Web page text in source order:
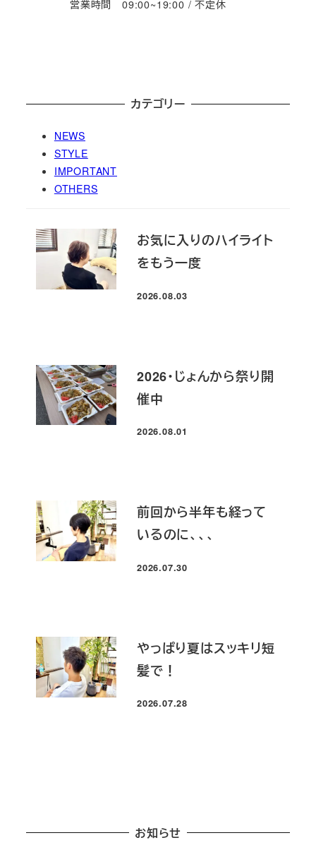
営業時間 09:00~19:00 / 不定休
カテゴリー
NEWS
STYLE
IMPORTANT
OTHERS
お気に入りのハイライト
をもう一度
投稿日
2026.08.03
2026・じょんから祭り開
催中
投稿日
2026.08.01
前回から半年も経って
いるのに、、、
投稿日
2026.07.30
やっぱり夏はスッキリ短
髪で！
投稿日
2026.07.28
お知らせ